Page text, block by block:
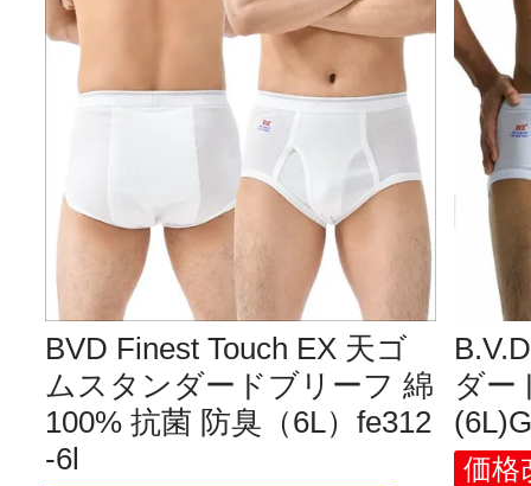
BVD Finest Touch EX 天ゴ
ムスタンダードブリーフ 綿
100% 抗菌 防臭（6L）fe312
-6l
ダー
価格